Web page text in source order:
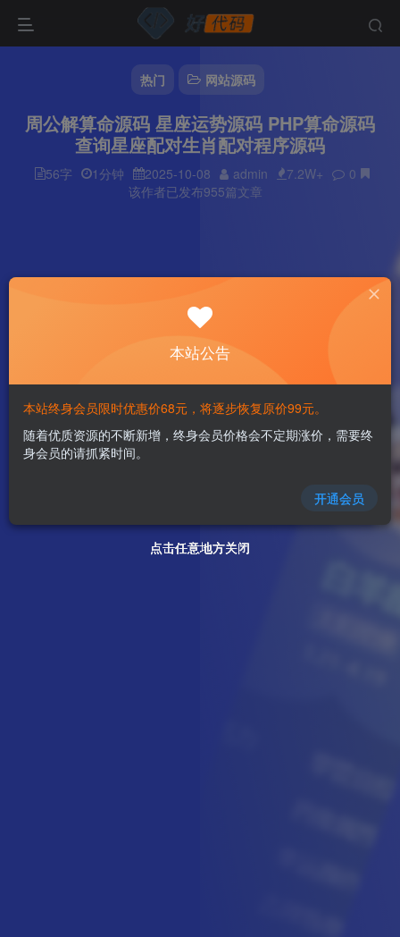
热门 网站源码
周公解算命源码 星座运势源码 PHP算命源码
查询星座配对生肖配对程序源码
56字 1分钟 2025-10-08 admin 7.2W+
0
该作者已发布955篇文章
点击任意地方关闭
点击任意地方关闭
点击任意地方关闭
点击任意地方关闭
本站公告
本站终身会员限时优惠价68元，将逐步恢复原价99元。
随着优质资源的不断新增，终身会员价格会不定期涨价，需要终
身会员的请抓紧时间。
开通会员